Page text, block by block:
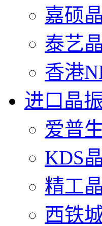
嘉硕
泰艺
香港
进口晶振
爱普
KDS
精工
西铁